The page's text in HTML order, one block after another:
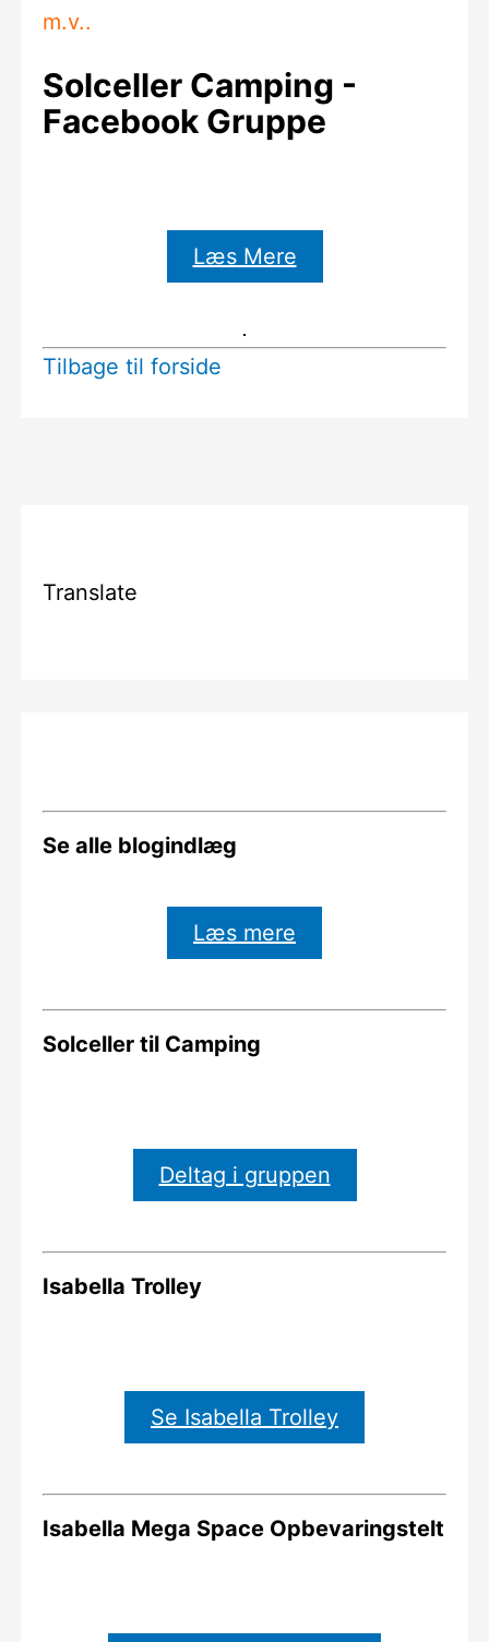
m.v..
Solceller Camping -
Facebook Gruppe
Læs Mere
Tilbage til forside
Translate
Se alle blogindlæg
Læs mere
Solceller til Camping
Deltag i gruppen
Isabella Trolley
Se Isabella Trolley
Isabella Mega Space Opbevaringstelt